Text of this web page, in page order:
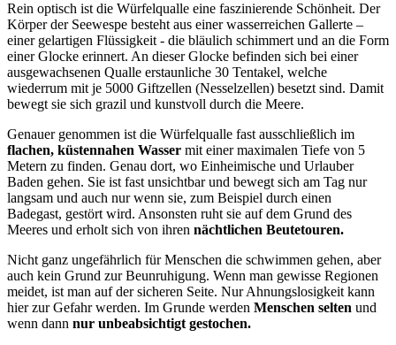
Rein optisch ist die Würfelqualle eine faszinierende Schönheit. Der
Körper der Seewespe besteht aus einer wasserreichen Gallerte –
einer gelartigen Flüssigkeit - die bläulich schimmert und an die Form
einer Glocke erinnert. An dieser Glocke befinden sich bei einer
ausgewachsenen Qualle erstaunliche 30 Tentakel, welche
wiederrum mit je 5000 Giftzellen (Nesselzellen) besetzt sind. Damit
bewegt sie sich grazil und kunstvoll durch die Meere.
Genauer genommen ist die Würfelqualle fast ausschließlich im
flachen, küstennahen Wasser mit einer maximalen Tiefe von 5
Metern zu finden. Genau dort, wo Einheimische und Urlauber
Baden gehen. Sie ist fast unsichtbar und bewegt sich am Tag nur
langsam und auch nur wenn sie, zum Beispiel durch einen
Badegast, gestört wird. Ansonsten ruht sie auf dem Grund des
Meeres und erholt sich von ihren nächtlichen Beutetouren.
Nicht ganz ungefährlich für Menschen die schwimmen gehen, aber
auch kein Grund zur Beunruhigung. Wenn man gewisse Regionen
meidet, ist man auf der sicheren Seite. Nur Ahnungslosigkeit kann
hier zur Gefahr werden. Im Grunde werden Menschen selten und
wenn dann nur unbeabsichtigt gestochen.